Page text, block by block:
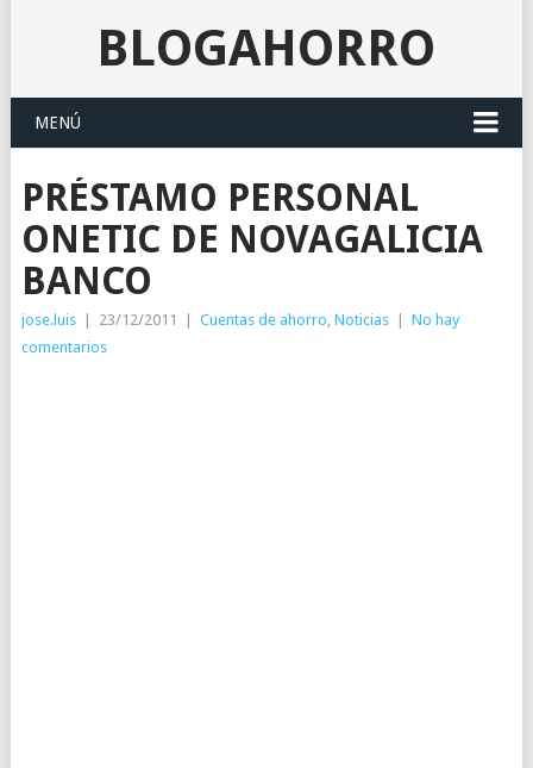
BLOGAHORRO
MENÚ
PRÉSTAMO PERSONAL
ONETIC DE NOVAGALICIA
BANCO
jose.luis 23/12/2011 Cuentas de ahorro, Noticias
No hay
comentarios